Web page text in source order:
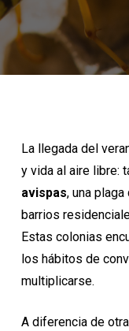
La llegada del
y vida al aire libre:
avispas, una
barrios
Estas colonias
los hábitos de
multiplicarse.
A diferencia de